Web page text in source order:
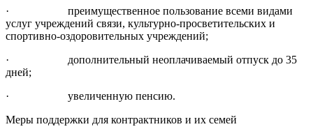
· преимущественное пользование всеми видами
услуг учреждений связи, культурно-просветительских и
спортивно-оздоровительных учреждений;
· дополнительный неоплачиваемый отпуск до 35
дней;
· увеличенную пенсию.
Меры поддержки для контрактников и их семей